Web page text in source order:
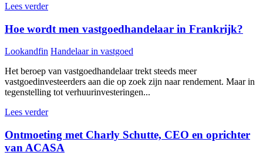
Lees verder
Hoe wordt men vastgoedhandelaar in Frankrijk?
Lookandfin Handelaar in vastgoed
Het beroep van vastgoedhandelaar trekt steeds meer
vastgoedinvesteerders aan die op zoek zijn naar rendement. Maar in
tegenstelling tot verhuurinvesteringen...
Lees verder
Ontmoeting met Charly Schutte, CEO en oprichter
van ACASA